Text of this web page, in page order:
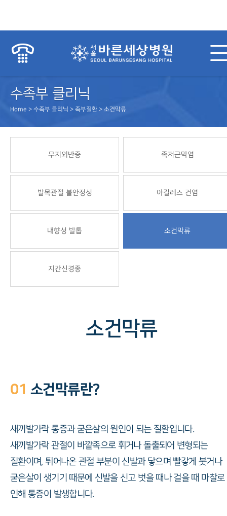
수족부 클리닉
Home > 수족부 클리닉 > 족부질환 > 소건막류
무지외반증 족저근막염
발목관절 불안정성 아킬레스 건염
내향성 발톱 소건막류
지간신경종
소건막류
01 소건막류란?
새끼발가락 통증과 굳은살의 원인이 되는 질환입니다.
새끼발가락 관절이 바깥족으로 휘거나 돌출되어 변형되는
질환이며, 튀어나온 관절 부분이 신발과 닿으며 빨갛게 붓거나
굳은살이 생기기 때문에 신발을 신고 벗을 때나 걸을 때 마찰로
인해 통증이 발생합니다.